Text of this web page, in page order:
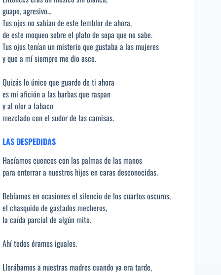
guapo, agresivo…
Tus ojos no sabían de este temblor de ahora,
de este moqueo sobre el plato de sopa que no sabe.
Tus ojos tenían un misterio que gustaba a las mujeres
y que a mí siempre me dio asco.
Quizás lo único que guardo de ti ahora
es mi afición a las barbas que raspan
y al olor a tabaco
mezclado con el sudor de las camisas.
LAS DESPEDIDAS
Hacíamos cuencos con las palmas de las manos
para enterrar a nuestros hijos en caras desconocidas.
Bebíamos en ocasiones el silencio de los cuartos oscuros,
el chasquido de gastados mecheros,
la caída parcial de algún mito.
Ahí todos éramos iguales.
Llorábamos a nuestras madres cuando ya era tarde,